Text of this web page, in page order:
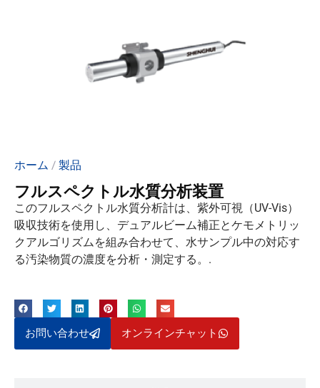
ホーム /製品
フルスペクトル水質分析装置
このフルスペクトル水質分析計は、紫外可視（UV-Vis）
吸収技術を使用し、デュアルビーム補正とケモメトリッ
クアルゴリズムを組み合わせて、水サンプル中の対応す
る汚染物質の濃度を分析・測定する。.
お問い合わせ オンラインチャット